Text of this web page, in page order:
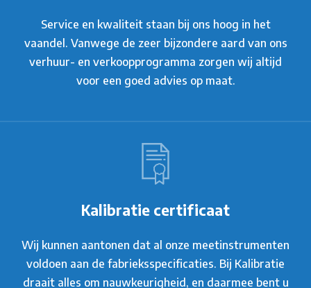
Service en kwaliteit staan bij ons hoog in het
vaandel. Vanwege de zeer bijzondere aard van ons
verhuur- en verkoopprogramma zorgen wij altijd
voor een goed advies op maat.
Kalibratie certificaat
Wij kunnen aantonen dat al onze meetinstrumenten
voldoen aan de fabrieksspecificaties. Bij Kalibratie
draait alles om nauwkeurigheid, en daarmee bent u